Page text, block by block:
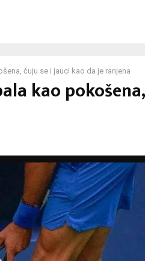
čuju se i jauci kao da je ranjena
kao pokošena,